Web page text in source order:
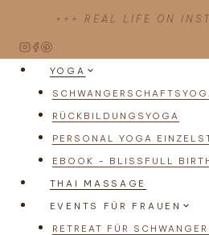
springen
+++ REAL LIFE ON
YOGA
RÜCKBILDUNGSYOGA
PERSONAL YOGA
EBOOK – BLISSFULL
THAI MASSAGE
EVENTS FÜR FRAUEN
RETREAT FÜR